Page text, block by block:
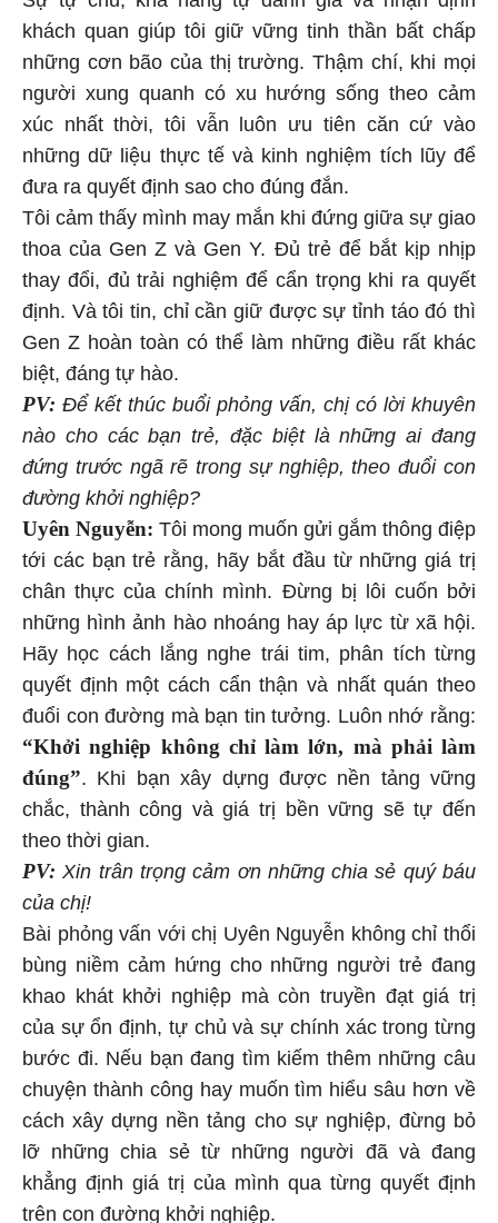
khách quan giúp tôi giữ vững tinh thần bất chấp
những cơn bão của thị trường. Thậm chí, khi mọi
người xung quanh có xu hướng sống theo cảm
xúc nhất thời, tôi vẫn luôn ưu tiên căn cứ vào
những dữ liệu thực tế và kinh nghiệm tích lũy để
đưa ra quyết định sao cho đúng đắn.
Tôi cảm thấy mình may mắn khi đứng giữa sự giao
thoa của Gen Z và Gen Y. Đủ trẻ để bắt kịp nhịp
thay đổi, đủ trải nghiệm để cẩn trọng khi ra quyết
định. Và tôi tin, chỉ cần giữ được sự tỉnh táo đó thì
Gen Z hoàn toàn có thể làm những điều rất khác
biệt, đáng tự hào.
PV: Để kết thúc buổi phỏng vấn, chị có lời khuyên
nào cho các bạn trẻ, đặc biệt là những ai đang
đứng trước ngã rẽ trong sự nghiệp, theo đuổi con
đường khởi nghiệp?
Uyên Nguyễn: Tôi mong muốn gửi gắm thông điệp
tới các bạn trẻ rằng, hãy bắt đầu từ những giá trị
chân thực của chính mình. Đừng bị lôi cuốn bởi
những hình ảnh hào nhoáng hay áp lực từ xã hội.
Hãy học cách lắng nghe trái tim, phân tích từng
quyết định một cách cẩn thận và nhất quán theo
đuổi con đường mà bạn tin tưởng. Luôn nhớ rằng:
“Khởi nghiệp không chỉ làm lớn, mà phải làm
đúng” . Khi bạn xây dựng được nền tảng vững
chắc, thành công và giá trị bền vững sẽ tự đến
theo thời gian.
PV: Xin trân trọng cảm ơn những chia sẻ quý báu
của chị!
Bài phỏng vấn với chị Uyên Nguyễn không chỉ thổi
bùng niềm cảm hứng cho những người trẻ đang
khao khát khởi nghiệp mà còn truyền đạt giá trị
của sự ổn định, tự chủ và sự chính xác trong từng
bước đi. Nếu bạn đang tìm kiếm thêm những câu
chuyện thành công hay muốn tìm hiểu sâu hơn về
cách xây dựng nền tảng cho sự nghiệp, đừng bỏ
lỡ những chia sẻ từ những người đã và đang
khẳng định giá trị của mình qua từng quyết định
trên con đường khởi nghiệp.